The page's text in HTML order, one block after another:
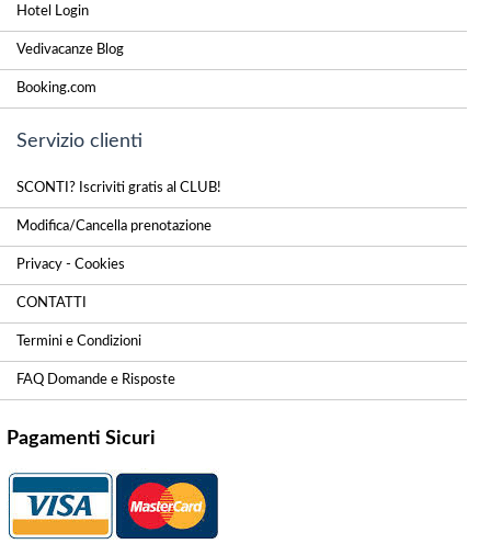
Hotel Login
Vedivacanze Blog
Booking.com
Servizio clienti
SCONTI? Iscriviti gratis al CLUB!
Modifica/Cancella prenotazione
Privacy - Cookies
CONTATTI
Termini e Condizioni
FAQ Domande e Risposte
Pagamenti Sicuri